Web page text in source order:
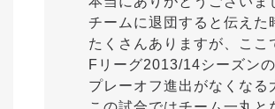
チームに退団すると伝えた
たくさんありますが、ここ
Fリーグ2013/14シーズン
プレーオフ進出がなくなる